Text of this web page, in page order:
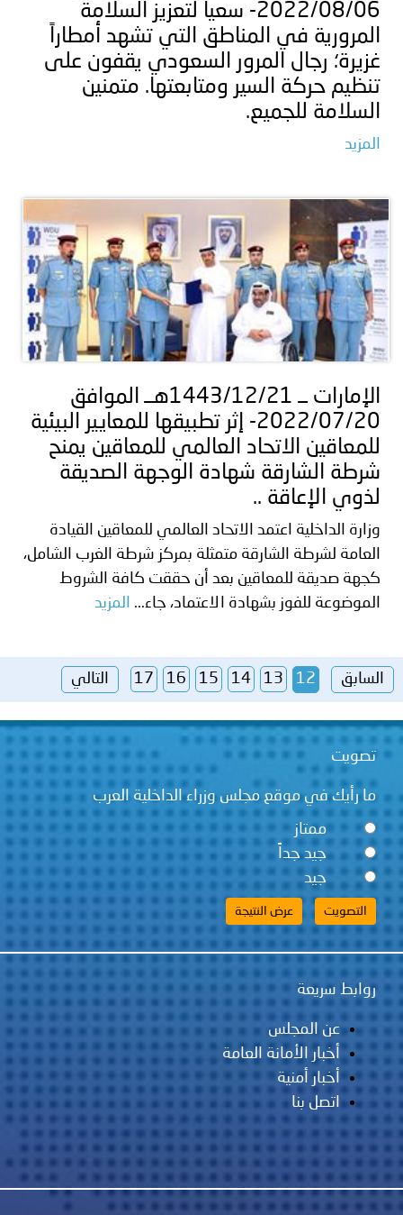
2022/08/06- سعياً لتعزيز السلامة
المرورية في المناطق التي تشهد أمطاراً
غزيرة؛ رجال المرور السعودي يقفون على
تنظيم حركة السير ومتابعتها. متمنين
السلامة للجميع.
المزيد
الإمارات ــ 1443/12/21هــ الموافق
2022/07/20- إثر تطبيقها للمعايير البيئية
للمعاقين الاتحاد العالمي للمعاقين يمنح
شرطة الشارقة شهادة الوجهة الصديقة
لذوي الإعاقة ..
وزارة الداخلية اعتمد الاتحاد العالمي للمعاقين القيادة
العامة لشرطة الشارقة متمثلة بمركز شرطة الغرب الشامل،
كجهة صديقة للمعاقين بعد أن حققت كافة الشروط
الموضوعة للفوز بشهادة الاعتماد، جاء...
المزيد
السابق 12
13
14
15
16
17 التالي
تصويت
ما رأيك في موقع مجلس وزراء الداخلية العرب
ممتاز
جيد جداً
جيد
روابط سريعة
عن المجلس
أخبار الأمانة العامة
أخبار أمنية
اتصل بنا